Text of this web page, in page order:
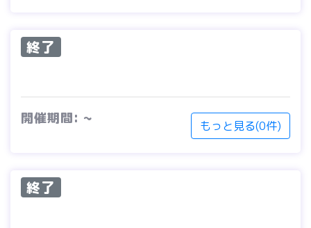
終了
開催期間: ~ もっと見る(0件)
終了